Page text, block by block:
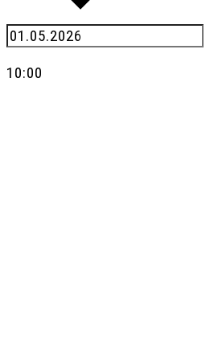
10:00